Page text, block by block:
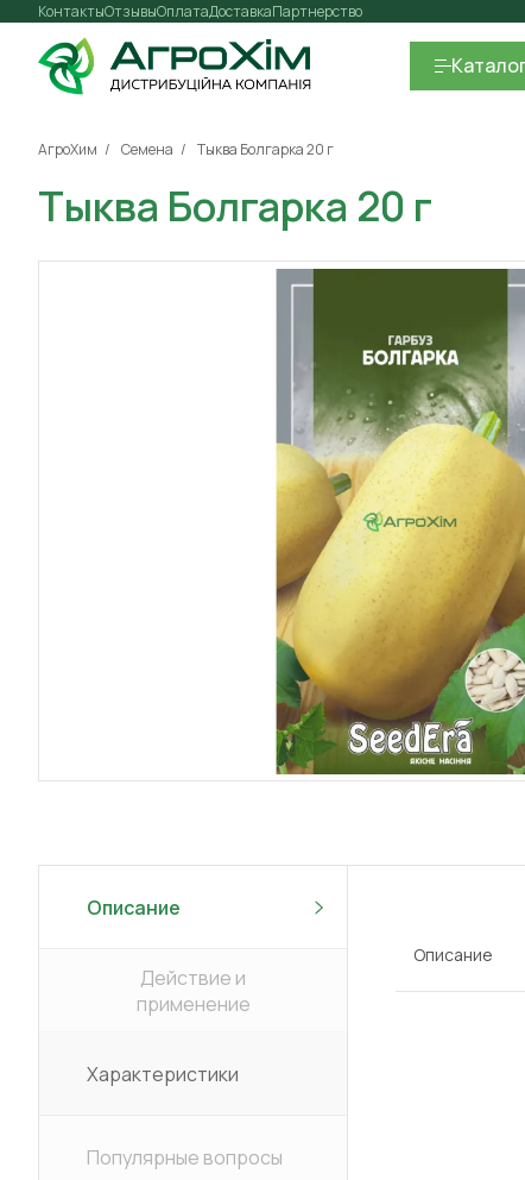
Контакты Оплата
Отзывы ДоставкаПартнерство
АгроХим Семена Тыква Болгарка 20 г
Тыква Болгарка 20 г
Описание
Действие и
применение
Характеристики
Популярные вопросы
Описание